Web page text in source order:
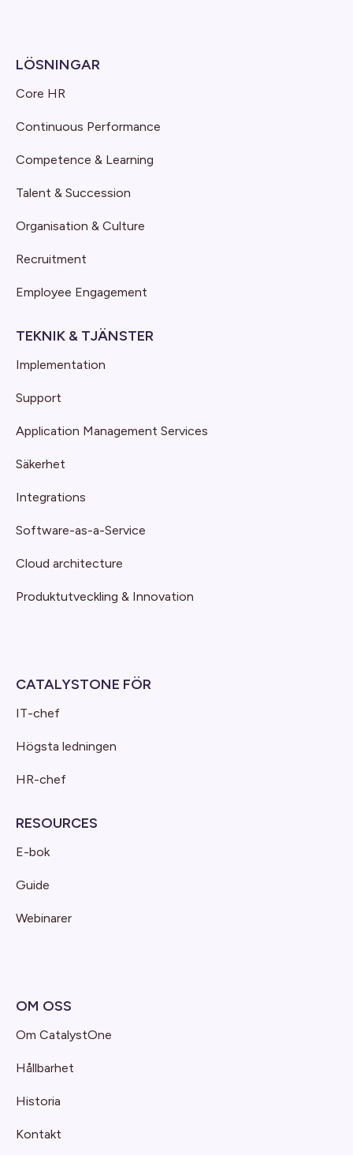
LÖSNINGAR
Core HR
Continuous Performance
Competence & Learning
Talent & Succession
Organisation & Culture
Recruitment
Employee Engagement
TEKNIK & TJÄNSTER
Implementation
Support
Application Management Services
Säkerhet
Integrations
Software-as-a-Service
Cloud architecture
Produktutveckling & Innovation
CATALYSTONE FÖR
IT-chef
Högsta ledningen
HR-chef
RESOURCES
E-bok
Guide
Webinarer
OM OSS
Om CatalystOne
Hållbarhet
Historia
Kontakt